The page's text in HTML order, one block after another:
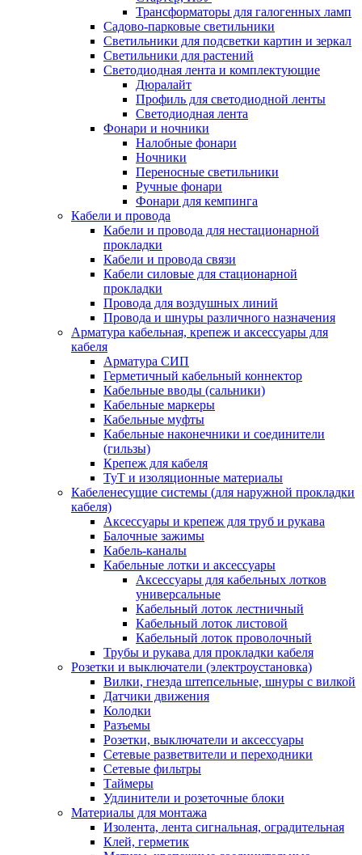
Трансформаторы для галогенных ламп
Садово-парковые светильники
Светильники для подсветки картин и зеркал
Светильники для растений
Светодиодная лента и комплектующие
Дюралайт
Профиль для светодиодной ленты
Светодиодная лента
Фонари и ночники
Налобные фонари
Ночники
Переносные светильники
Ручные фонари
Фонари для кемпинга
Кабели и провода
Кабели и провода для нестационарной
прокладки
Кабели и провода связи
Кабели силовые для стационарной
прокладки
Провода для воздушных линий
Провода и шнуры различного назначения
Арматура кабельная, крепеж и аксессуары для
кабеля
Арматура СИП
Герметичный кабельный коннектор
Кабельные вводы (сальники)
Кабельные маркеры
Кабельные муфты
Кабельные наконечники и соединители
(гильзы)
Крепеж для кабеля
ТуТ и изоляционные материалы
Кабеленесущие системы (для наружной прокладки
кабеля)
Аксессуары и крепеж для труб и рукава
Балочные зажимы
Кабель-каналы
Кабельные лотки и аксессуары
Аксессуары для кабельных лотков
универсальные
Кабельный лоток лестничный
Кабельный лоток листовой
Кабельный лоток проволочный
Трубы и рукава для прокладки кабеля
Розетки и выключатели (электроустановка)
Вилки, гнезда штепсельные, шнуры с вилкой
Датчики движения
Колодки
Разъемы
Розетки, выключатели и аксессуары
Сетевые разветвители и переходники
Сетевые фильтры
Таймеры
Удлинители и розеточные блоки
Материалы для монтажа
Изолента, лента сигнальная, оградительная
Клей, герметик